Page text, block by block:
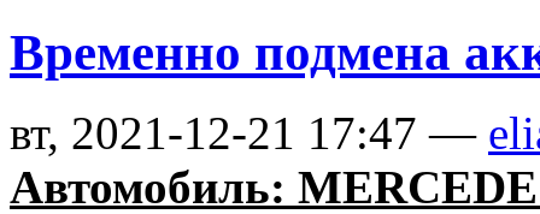
Временно подмена
вт, 2021-12-21 17:47 —
Автомобиль: